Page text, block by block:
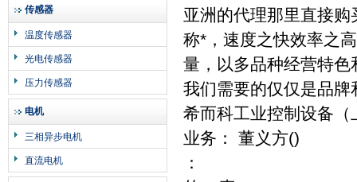
传感器
温度传感器
光电传感器
压力传感器
电机
三相异步电机
直流电机
亚洲的代理那里直接
称*，速度之快效率之
量，以多品种经营特
我们需要的仅仅是品牌
希而科工业控制设备（
业务： 董义方()
：